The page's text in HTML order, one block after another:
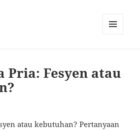
Pria: Fesyen atau
atau kebutuhan? Pertanyaan